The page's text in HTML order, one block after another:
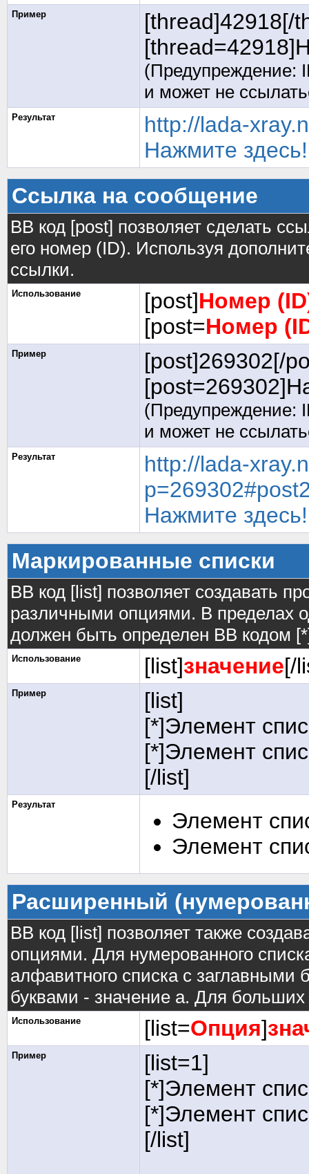
Пример
[thread]42918[/
(Предупреждение:
и может не
Результат
http://lada-
Нажмите здесь!
Ссылка на сообщение
BB код [post] позволяет сделать
его номер (ID). Используя
ссылки.
Использование [post]Номер
[post=Номер
Пример
[post]269302[/
(Предупреждение:
и может не
Результат
http://lada-
Нажмите здесь!
Маркированные списки
BB код [list] позволяет создавать
различными опциями. В пределах
должен быть определен BB кодом
Использование [list]значение[/
Пример
[list]
[*]Элемент
[*]Элемент
[/list]
Результат
Элемент
Элемент
Расширенный
BB код [list] позволяет также
опциями. Для нумерованного
алфавитного списка с
буквами - значение а. Для
Использование [list=Опция]
Пример
[list=1]
[*]Элемент
[*]Элемент
[/list]